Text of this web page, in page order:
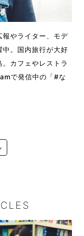
報やライター、モデ
中。国内旅行が大好
カフェやレストラ
で発信中の「#な